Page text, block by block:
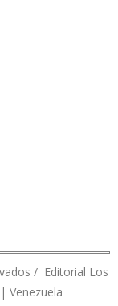
/ Editorial Los
Venezuela